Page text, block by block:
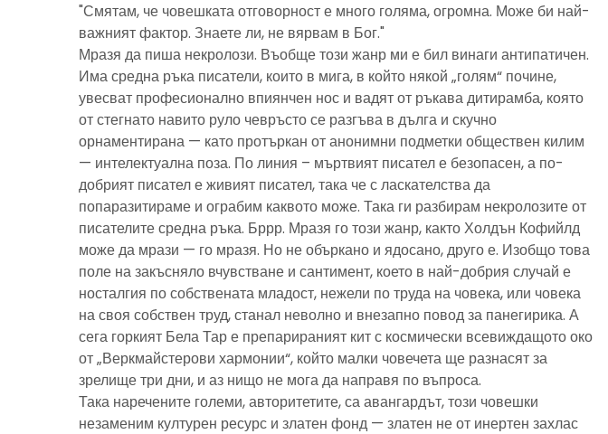
"Смятам, че човешката отговорност е много голяма, огромна. Може би най-
важният фактор. Знаете ли, не вярвам в Бог."
Мразя да пиша некролози. Въобще този жанр ми е бил винаги антипатичен.
Има средна ръка писатели, които в мига, в който някой „голям“ почине,
увесват професионално впиянчен нос и вадят от ръкава дитирамба, която
от стегнато навито руло чевръсто се разгъва в дълга и скучно
орнаментирана — като протъркан от анонимни подметки обществен килим
— интелектуална поза. По линия – мъртвият писател е безопасен, а по-
добрият писател е живият писател, така че с ласкателства да
попаразитираме и ограбим каквото може. Така ги разбирам некролозите от
писателите средна ръка. Бррр. Мразя го този жанр, както Холдън Кофийлд
може да мрази — го мразя. Но не объркано и ядосано, друго е. Изобщо това
поле на закъсняло вчувстване и сантимент, което в най-добрия случай е
носталгия по собствената младост, нежели по труда на човека, или човека
на своя собствен труд, станал неволно и внезапно повод за панегирика. А
сега горкият Бела Тар е препарираният кит с космически всевиждащото око
от „Веркмайстерови хармонии“, който малки човечета ще разнасят за
зрелище три дни, и аз нищо не мога да направя по въпроса.
Така наречените големи, авторитетите, са авангардът, този човешки
незаменим културен ресурс и златен фонд — златен не от инертен захлас